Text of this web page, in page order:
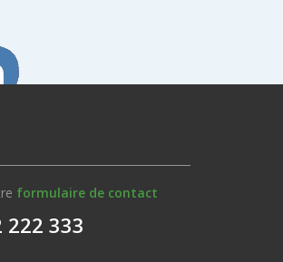
formulaire de contact
222 333